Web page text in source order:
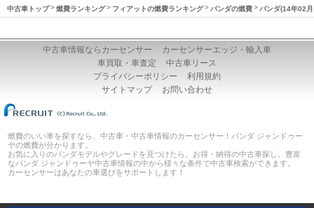
中古車トップ 燃費ランキング フィアットの燃費ランキング パンダの燃費 パンダ(14年02
中古車情報ならカーセンサー
カーセンサーエッジ・輸入車
車買取・車査定
中古車リース
プライバシーポリシー
利用規約
サイトマップ
お問い合わせ
燃費のいい車を探すなら、中古車・中古車情報のカーセンサー！パンダ ジャンドゥー
ヤの燃費が分かります。
お気に入りのパンダモデルやグレードを見つけたら、お得・納得の中古車探し。豊富
なパンダ ジャンドゥーヤ中古車情報の中から様々な条件で中古車検索ができます。
カーセンサーはあなたの車選びをサポートします！